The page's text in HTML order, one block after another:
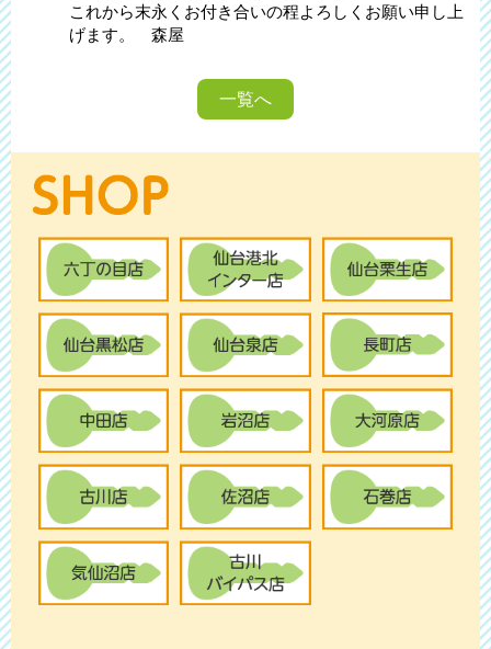
これから末永くお付き合いの程よろしくお願い申し上
げます。 森屋
一覧へ